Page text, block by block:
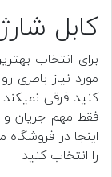
کابل شارژ
برای انتخاب
مورد نیاز باطری
کنید فرقی
فقط مهم جریان
اینجا در
را انتخاب کنید